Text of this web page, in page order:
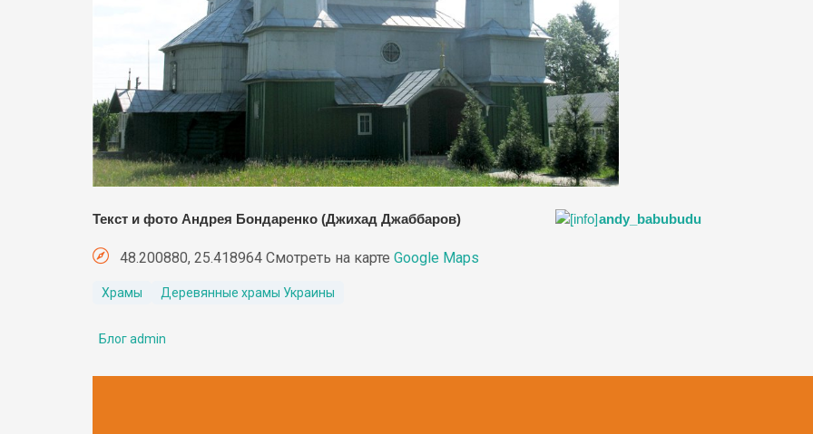
Текст и фото Андрея Бондаренко (Джихад Джаббаров) andy_babubudu
48.200880, 25.418964 Смотреть на карте Google Maps
Храмы Деревянные храмы Украины
Блог admin